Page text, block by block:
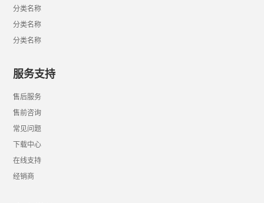
分类名称
分类名称
分类名称
服务支持
售后服务
售前咨询
常见问题
下载中心
在线支持
经销商